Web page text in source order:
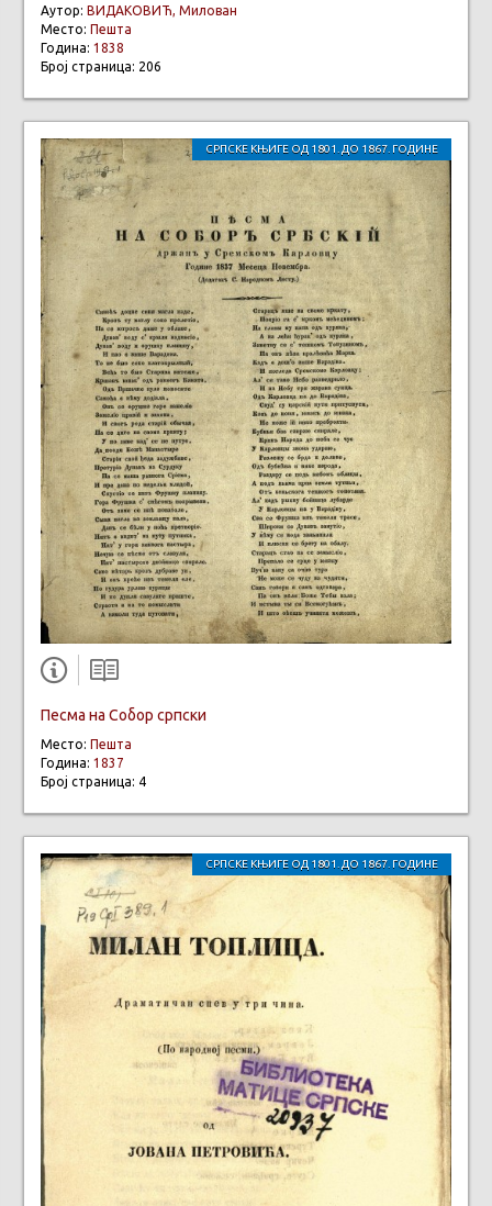
Аутор: ВИДАКОВИЋ, Милован
Место: Пешта
Година: 1838
Број страница: 206
СРПСКЕ КЊИГЕ ОД 1801. ДО 1867. ГОДИНЕ
Песма на Собор српски
Место: Пешта
Година: 1837
Број страница: 4
СРПСКЕ КЊИГЕ ОД 1801. ДО 1867. ГОДИНЕ